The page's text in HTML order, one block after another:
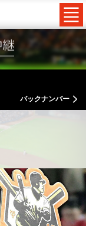
バックナンバー